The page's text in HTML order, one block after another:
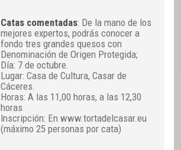
Catas comentadas: De la mano de los
mejores expertos, podrás conocer a
fondo tres grandes quesos con
Denominación de Origen Protegida;
Día: 7 de octubre.
Lugar: Casa de Cultura, Casar de
Cáceres.
Horas: A las 11,00 horas, a las 12,30
horas
Inscripción: En www.tortadelcasar.eu
(máximo 25 personas por cata)